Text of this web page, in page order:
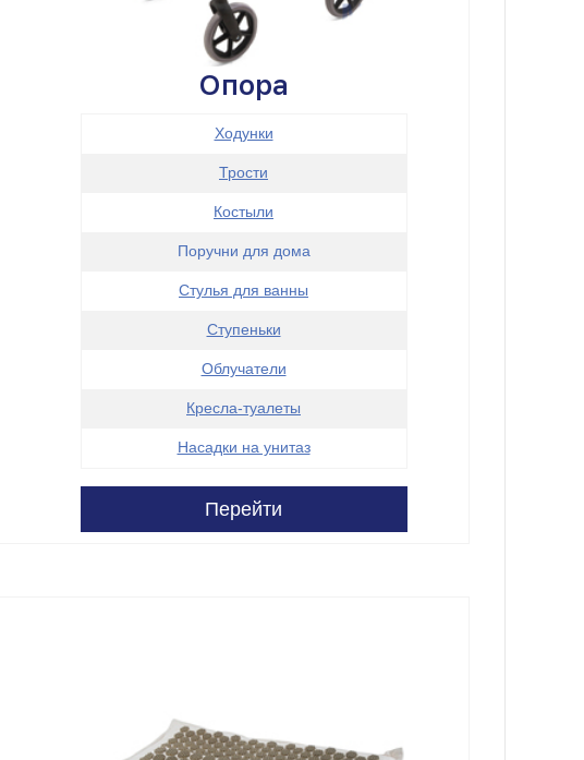
Опора
Ходунки
Трости
Костыли
Поручни для дома
Стулья для ванны
Ступеньки
Облучатели
Кресла-туалеты
Насадки на унитаз
Перейти